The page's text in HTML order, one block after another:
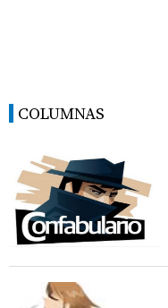
COLUMNAS